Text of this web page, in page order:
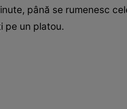
până se rumenesc
pe un platou.